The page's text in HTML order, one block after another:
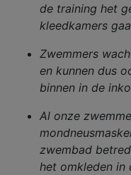
de training het
kleedkamers
Zwemmers
en kunnen dus
binnen in de
Al onze
zwembad
het omkleden in